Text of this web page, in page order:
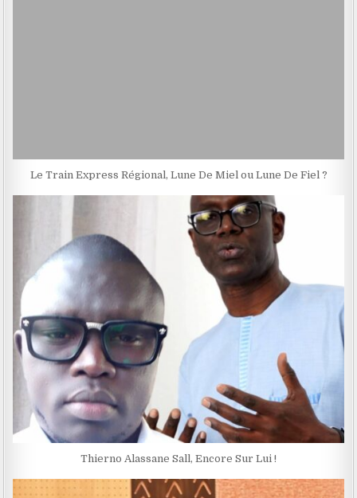
Le Train Express Régional, Lune De Miel ou Lune De Fiel ?
Thierno Alassane Sall, Encore Sur Lui !